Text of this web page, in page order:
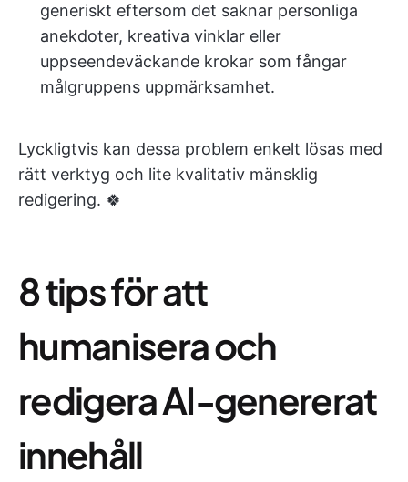
generiskt eftersom det saknar personliga
anekdoter, kreativa vinklar eller
uppseendeväckande krokar som fångar
målgruppens uppmärksamhet.
Lyckligtvis kan dessa problem enkelt lösas med
rätt verktyg och lite kvalitativ mänsklig
redigering. 🍀
8 tips för att
humanisera och
redigera AI-genererat
innehåll